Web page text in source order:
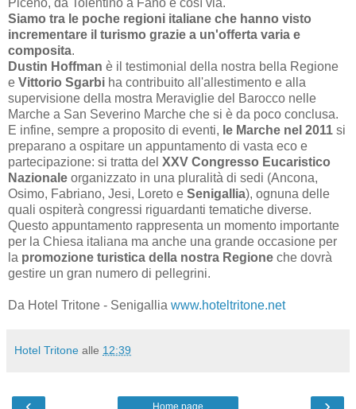
Piceno, da Tolentino a Fano e così via.
Siamo tra le poche regioni italiane che hanno visto
incrementare il turismo grazie a un'offerta varia e
composita.
Dustin Hoffman è il testimonial della nostra bella Regione
e Vittorio Sgarbi ha contribuito all'allestimento e alla
supervisione della mostra Meraviglie del Barocco nelle
Marche a San Severino Marche che si è da poco conclusa.
E infine, sempre a proposito di eventi, le Marche nel 2011 si
preparano a ospitare un appuntamento di vasta eco e
partecipazione: si tratta del XXV Congresso Eucaristico
Nazionale organizzato in una pluralità di sedi (Ancona,
Osimo, Fabriano, Jesi, Loreto e Senigallia), ognuna delle
quali ospiterà congressi riguardanti tematiche diverse.
Questo appuntamento rappresenta un momento importante
per la Chiesa italiana ma anche una grande occasione per
la promozione turistica della nostra Regione che dovrà
gestire un gran numero di pellegrini.
Da Hotel Tritone - Senigallia www.hoteltritone.net
Hotel Tritone alle 12:39
Home page